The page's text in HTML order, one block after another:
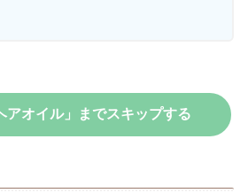
アオイル」までスキップする